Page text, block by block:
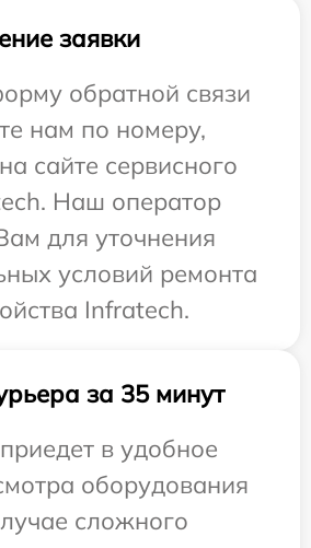
заявки
обратной связи
нам по номеру,
сайте сервисного
Наш оператор
для уточнения
условий ремонта
Infratech.
за 35 минут
в удобное
оборудования
сложного